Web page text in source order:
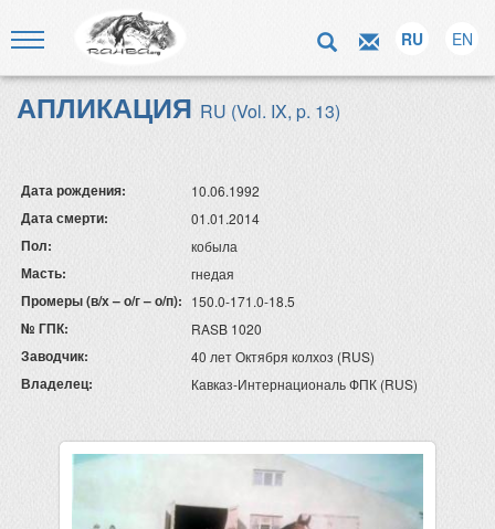
RU EN
АПЛИКАЦИЯ RU (Vol. IX, p. 13)
Дата рождения: 10.06.1992
Дата смерти: 01.01.2014
Пол: кобыла
Масть: гнедая
Промеры (в/х – о/г – о/п): 150.0-171.0-18.5
№ ГПК: RASB 1020
Заводчик: 40 лет Октября колхоз (RUS)
Владелец: Кавказ-Интернациональ ФПК (RUS)